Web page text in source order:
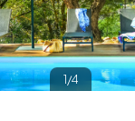
1/4